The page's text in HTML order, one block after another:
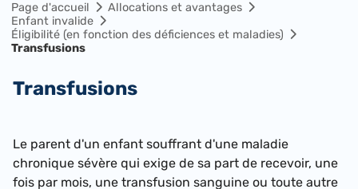
Page d'accueil
Allocations et avantages
Enfant invalide
Éligibilité (en fonction des déficiences et maladies)
Transfusions
Transfusions
Le parent d'un enfant souffrant d'une maladie
chronique sévère qui exige de sa part de recevoir, une
fois par mois, une transfusion sanguine ou toute autre